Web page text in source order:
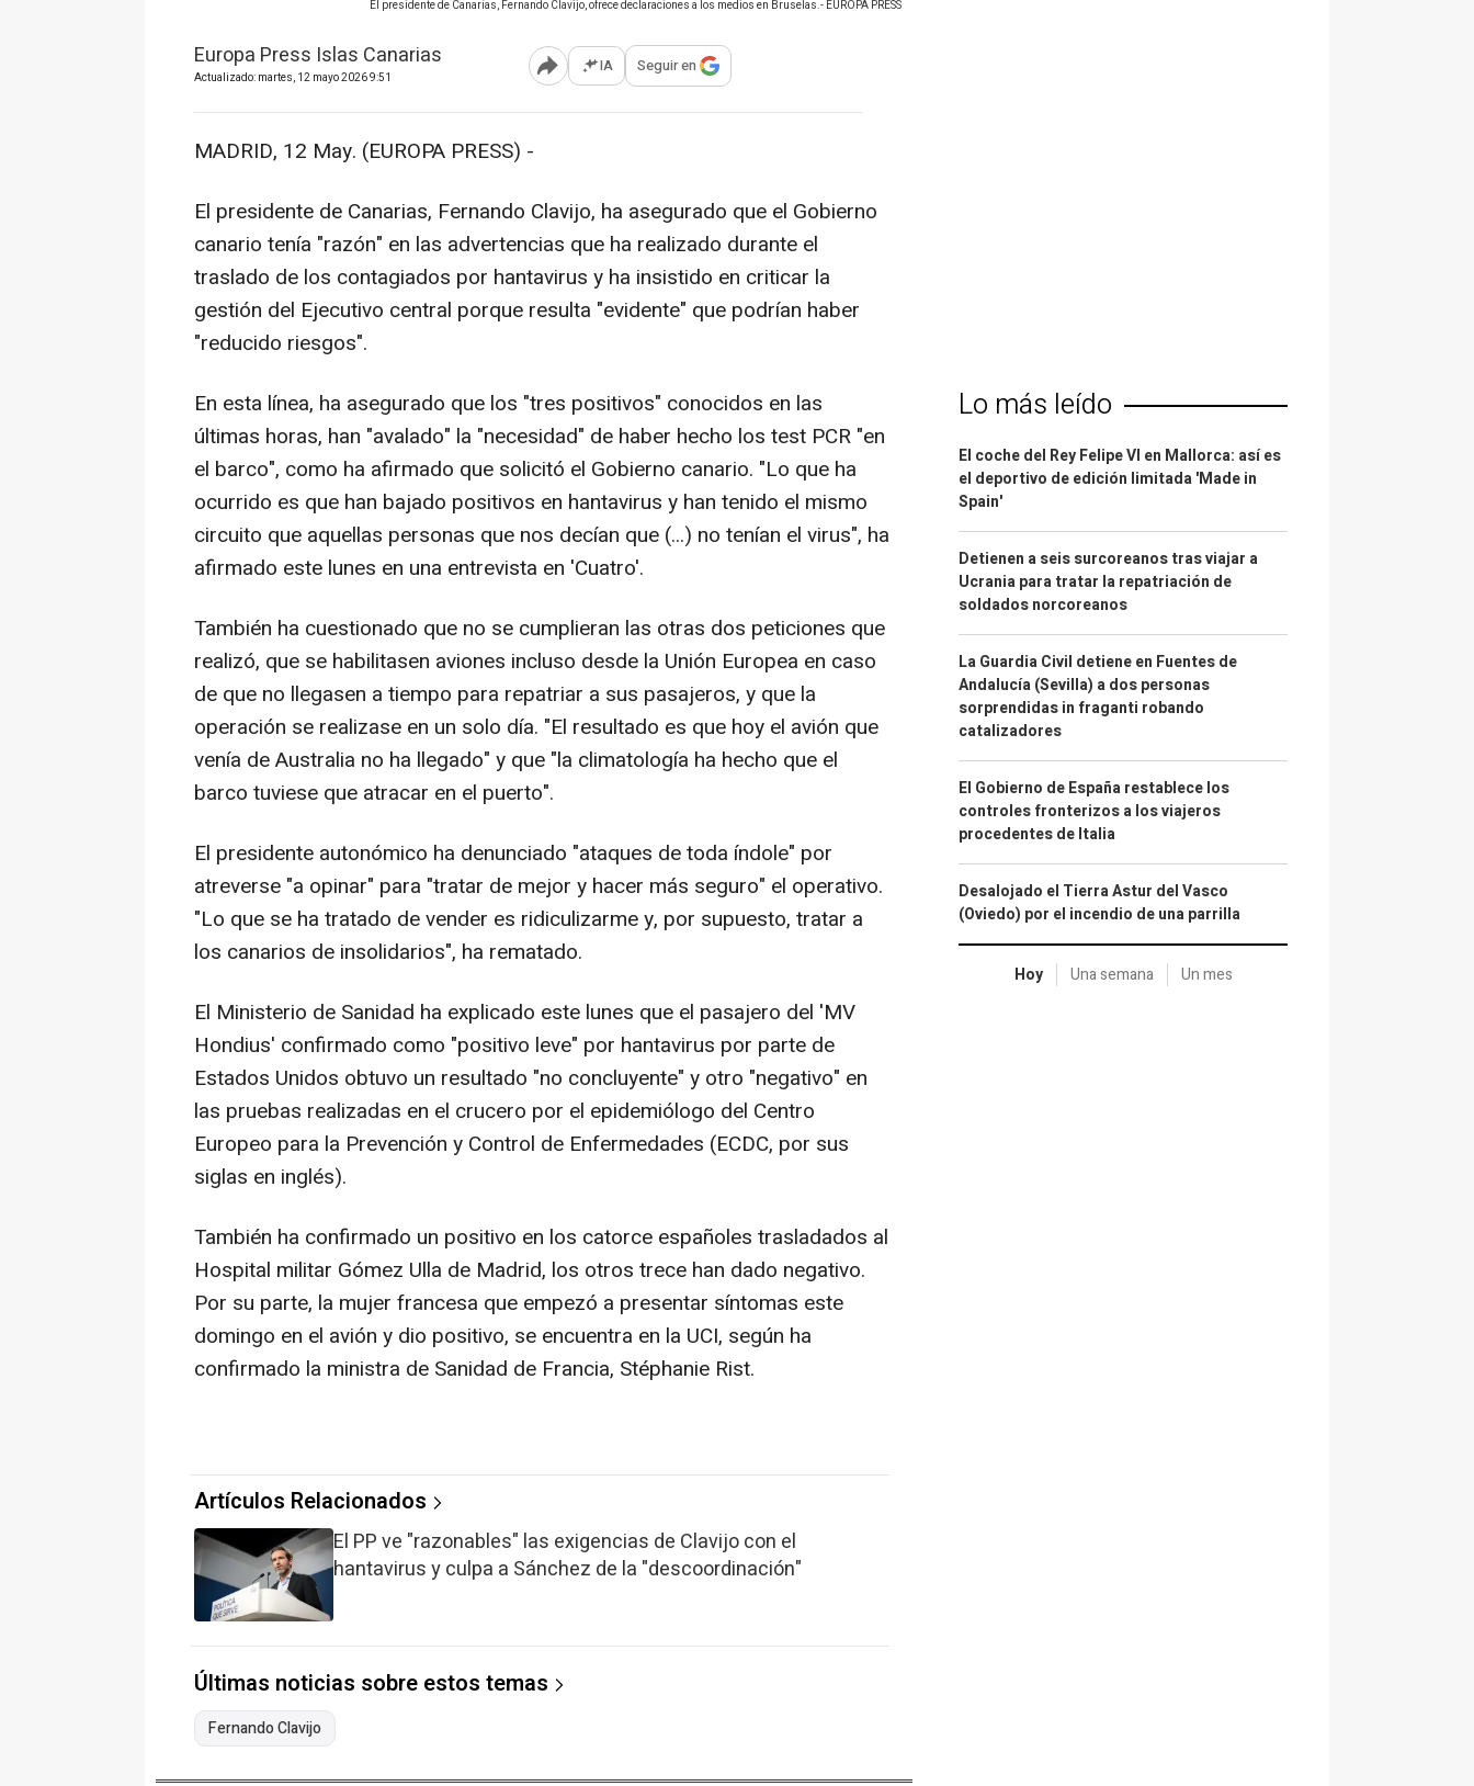
El presidente de Canarias, Fernando Clavijo, ofrece declaraciones a los medios en Bruselas.- EUROPA PRESS
Europa Press Islas Canarias
Actualizado: martes, 12 mayo 2026 9:51 Abrir opciones para compartir
IA Seguir en
MADRID, 12 May. (EUROPA PRESS) -
El presidente de Canarias, Fernando Clavijo, ha asegurado que el Gobierno
canario tenía "razón" en las advertencias que ha realizado durante el
traslado de los contagiados por hantavirus y ha insistido en criticar la
gestión del Ejecutivo central porque resulta "evidente" que podrían haber
"reducido riesgos".
En esta línea, ha asegurado que los "tres positivos" conocidos en las
últimas horas, han "avalado" la "necesidad" de haber hecho los test PCR "en
el barco", como ha afirmado que solicitó el Gobierno canario. "Lo que ha
ocurrido es que han bajado positivos en hantavirus y han tenido el mismo
circuito que aquellas personas que nos decían que (...) no tenían el virus", ha
afirmado este lunes en una entrevista en 'Cuatro'.
También ha cuestionado que no se cumplieran las otras dos peticiones que
realizó, que se habilitasen aviones incluso desde la Unión Europea en caso
de que no llegasen a tiempo para repatriar a sus pasajeros, y que la
operación se realizase en un solo día. "El resultado es que hoy el avión que
venía de Australia no ha llegado" y que "la climatología ha hecho que el
barco tuviese que atracar en el puerto".
El presidente autonómico ha denunciado "ataques de toda índole" por
atreverse "a opinar" para "tratar de mejor y hacer más seguro" el operativo.
"Lo que se ha tratado de vender es ridiculizarme y, por supuesto, tratar a
los canarios de insolidarios", ha rematado.
El Ministerio de Sanidad ha explicado este lunes que el pasajero del 'MV
Hondius' confirmado como "positivo leve" por hantavirus por parte de
Estados Unidos obtuvo un resultado "no concluyente" y otro "negativo" en
las pruebas realizadas en el crucero por el epidemiólogo del Centro
Europeo para la Prevención y Control de Enfermedades (ECDC, por sus
siglas en inglés).
También ha confirmado un positivo en los catorce españoles trasladados al
Hospital militar Gómez Ulla de Madrid, los otros trece han dado negativo.
Por su parte, la mujer francesa que empezó a presentar síntomas este
domingo en el avión y dio positivo, se encuentra en la UCI, según ha
confirmado la ministra de Sanidad de Francia, Stéphanie Rist.
Artículos Relacionados
El PP ve "razonables" las exigencias de Clavijo con el
hantavirus y culpa a Sánchez de la "descoordinación"
Últimas noticias sobre estos temas
Fernando Clavijo
Lo más leído
El coche del Rey Felipe VI en Mallorca: así es
el deportivo de edición limitada 'Made in
Spain'
Detienen a seis surcoreanos tras viajar a
Ucrania para tratar la repatriación de
soldados norcoreanos
La Guardia Civil detiene en Fuentes de
Andalucía (Sevilla) a dos personas
sorprendidas in fraganti robando
catalizadores
El Gobierno de España restablece los
controles fronterizos a los viajeros
procedentes de Italia
Desalojado el Tierra Astur del Vasco
(Oviedo) por el incendio de una parrilla
Hoy Una semana Un mes